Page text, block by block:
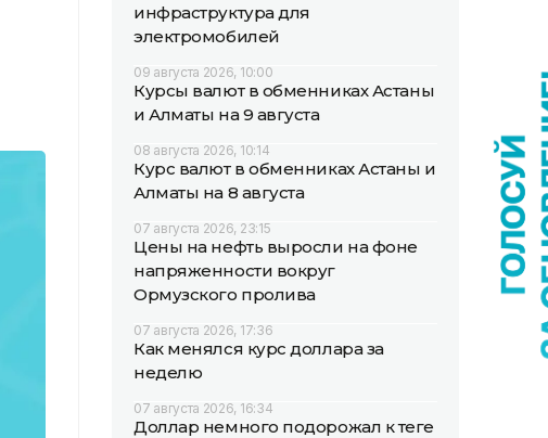
инфраструктура для
электромобилей
09 августа 2026, 10:00
Курсы валют в обменниках Астаны
и Алматы на 9 августа
08 августа 2026, 10:14
Курс валют в обменниках Астаны и
Алматы на 8 августа
07 августа 2026, 23:15
Цены на нефть выросли на фоне
напряженности вокруг
Ормузского пролива
07 августа 2026, 17:36
Как менялся курс доллара за
неделю
07 августа 2026, 16:34
Доллар немного подорожал к теңге